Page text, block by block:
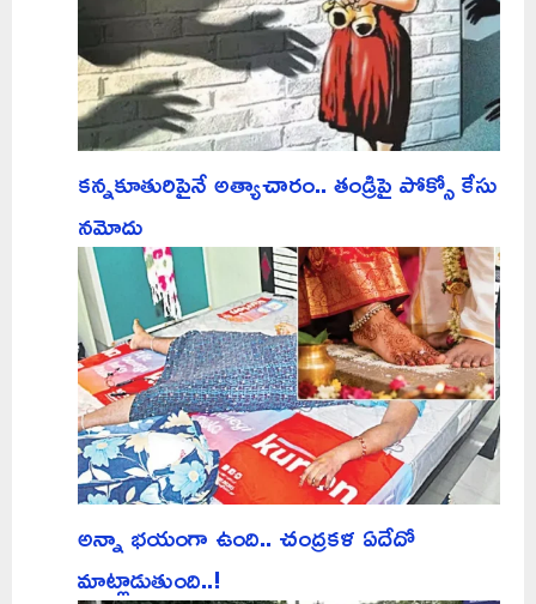
కన్నకూతురిపైనే అత్యాచారం.. తండ్రిపై పోక్సో కేసు
నమోదు
అన్నా భయంగా ఉంది.. చంద్రకళ ఏదేదో
మాట్లాడుతుంది..!